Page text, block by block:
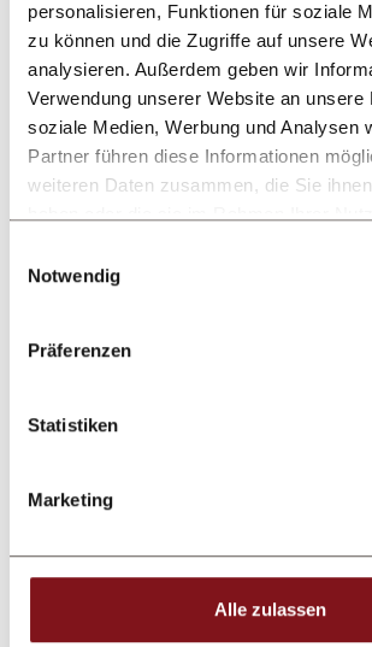
personalisieren, Funktionen für soziale
zu können und die Zugriffe auf unsere
analysieren. Außerdem geben wir
Verwendung unserer Website an unsere
soziale Medien, Werbung und Analysen
Partner führen diese Informationen
weiteren Daten zusammen, die Sie
Notwendig
Präferenzen
Statistiken
Marketing
Alle zulassen
Telephone
Comment
After sending the contact form, the
entered will be processed by the person
on the basis of your consent given by